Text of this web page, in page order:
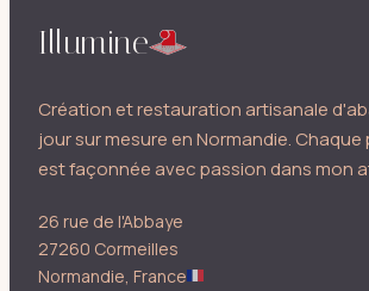
Illumine
Création et restauration artisanale
jour sur mesure en Normandie. Chaque
est façonnée avec passion dans mon
26 rue de l'Abbaye
27260 Cormeilles
Normandie, France